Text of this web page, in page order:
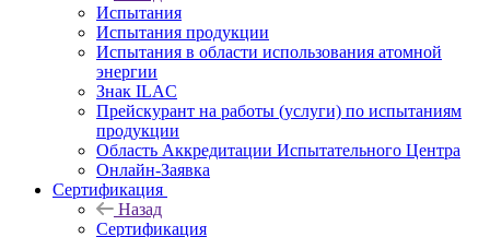
Испытания
Испытания продукции
Испытания в области использования атомной
энергии
Знак ILAC
Прейскурант на работы (услуги) по испытаниям
продукции
Область Аккредитации Испытательного Центра
Онлайн-Заявка
Сертификация
Назад
Сертификация